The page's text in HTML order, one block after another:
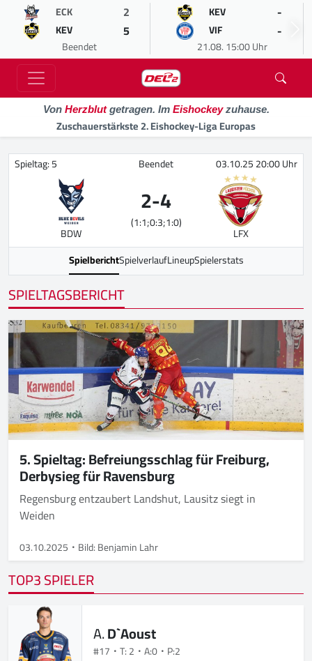
ECK 2
KEV 5
Beendet
KEV -
VIF -
21.08. 15:00 Uhr
Von Herzblutgetragen. Im Eishockeyzuhause.
Zuschauerstärkste 2. Eishockey-Liga Europas
Spieltag: 5 Beendet 03.10.25 20:00 Uhr
BDW
2-4
(1:1;0:3;1:0)
LFX
SpielberichtSpielverlaufLineupSpielerstats
SPIELTAGSBERICHT
5. Spieltag: Befreiungsschlag für Freiburg,
Derbysieg für Ravensburg
Regensburg entzaubert Landshut, Lausitz siegt in
Weiden
03.10.2025 Bild: Benjamin Lahr
TOP3 SPIELER
A.D`Aoust
#17 T: 2 A:0 P:2